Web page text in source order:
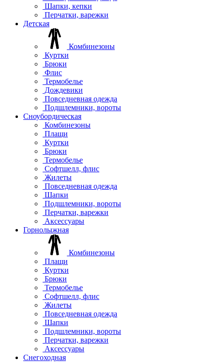
Шапки, кепки
Перчатки, варежки
Детская
Комбинезоны
Куртки
Брюки
Флис
Термобелье
Дождевики
Повседневная одежда
Подшлемники, вороты
Сноубордическая
Комбинезоны
Плащи
Куртки
Брюки
Термобелье
Софтшелл, флис
Жилеты
Повседневная одежда
Шапки
Подшлемники, вороты
Перчатки, варежки
Аксессуары
Горнолыжная
Комбинезоны
Плащи
Куртки
Брюки
Термобелье
Софтшелл, флис
Жилеты
Повседневная одежда
Шапки
Подшлемники, вороты
Перчатки, варежки
Аксессуары
Снегоходная